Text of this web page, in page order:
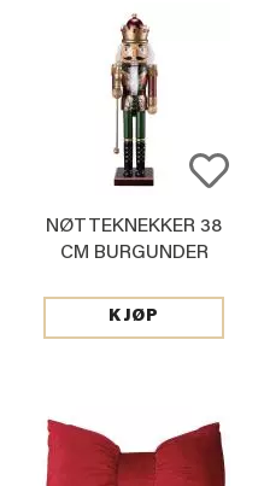
NØTTEKNEKKER 38
CM BURGUNDER
KJØP